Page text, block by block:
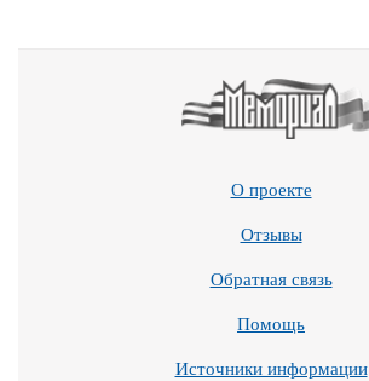
О проекте
Отзывы
Обратная связь
Помощь
Источники информации